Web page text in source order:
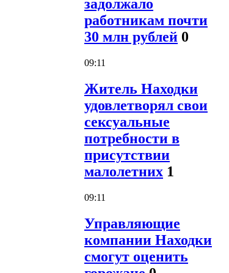
задолжало
работникам почти
30 млн рублей 0
09:11
Житель Находки
удовлетворял свои
сексуальные
потребности в
присутствии
малолетних 1
09:11
Управляющие
компании Находки
смогут оценить